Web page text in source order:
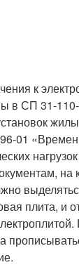
к
в СП 31-
01
на
плита, и